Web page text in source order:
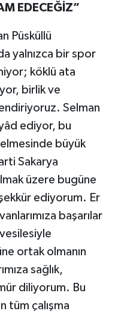
EDECEĞİZ”
Püsküllü
yalnızca bir spor
köklü ata
birlik ve
Selman
ediyor, bu
büyük
Sakarya
üzere bugüne
ediyorum. Er
başarılar
ortak olmanın
sağlık,
diliyorum. Bu
tüm çalışma